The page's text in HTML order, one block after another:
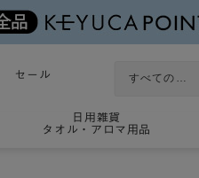
セール
日用雑貨
タオル・アロマ用品